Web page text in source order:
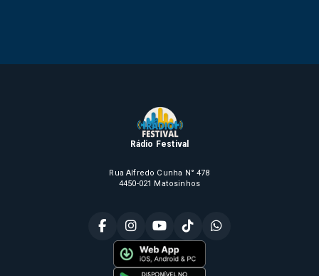
Rádio Festival
Rua Alfredo Cunha N° 478
4450-021 Matosinhos